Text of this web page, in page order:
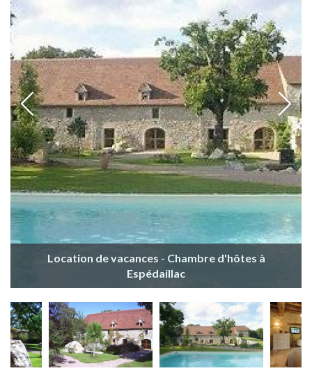
Location de vacances - Chambre d'hôtes à
Espédaillac